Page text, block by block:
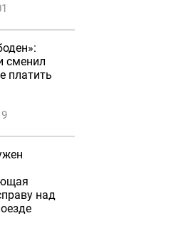
сменил
платить
над